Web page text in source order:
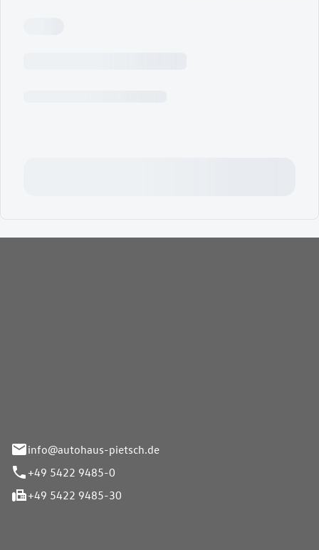
info@autohaus-pietsch.de
+49 5422 9485-0
+49 5422 9485-30